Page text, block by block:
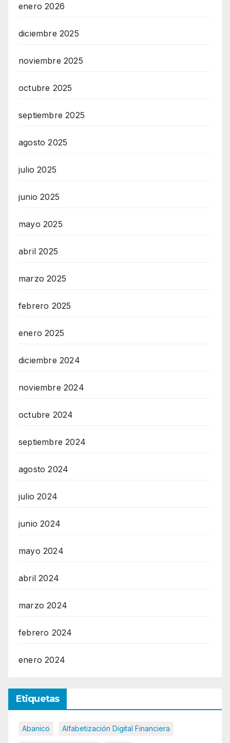
enero 2026
diciembre 2025
noviembre 2025
octubre 2025
septiembre 2025
agosto 2025
julio 2025
junio 2025
mayo 2025
abril 2025
marzo 2025
febrero 2025
enero 2025
diciembre 2024
noviembre 2024
octubre 2024
septiembre 2024
agosto 2024
julio 2024
junio 2024
mayo 2024
abril 2024
marzo 2024
febrero 2024
enero 2024
Etiquetas
Abanico Alfabetización Digital Financiera